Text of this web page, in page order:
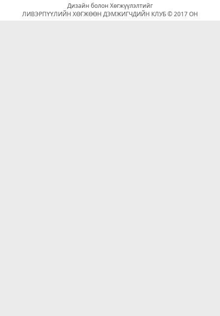
Дизайн болон Хөгжүүлэлтийг
ЛИВЭРПҮҮЛИЙН ХӨГЖӨӨН ДЭМЖИГЧДИЙН КЛУБ © 2017 ОН